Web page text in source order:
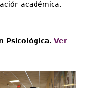
académica.
Psicológica. Ver